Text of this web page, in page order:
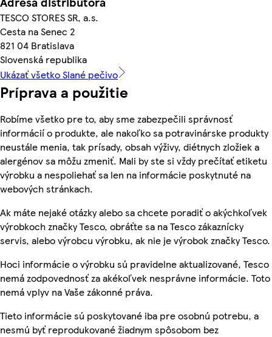
TESCO STORES SR, a.s.
Cesta na Senec 2
821 04 Bratislava
Slovenská republika
Ukázať všetko Slané pečivo
Príprava a použitie
Robíme všetko pre to, aby sme zabezpečili správnosť
informácií o produkte, ale nakoľko sa potravinárske produkty
neustále menia, tak prísady, obsah výživy, diétnych zložiek a
alergénov sa môžu zmeniť. Mali by ste si vždy prečítať etiketu
výrobku a nespoliehať sa len na informácie poskytnuté na
webových stránkach.
Ak máte nejaké otázky alebo sa chcete poradiť o akýchkoľvek
výrobkoch značky Tesco, obráťte sa na Tesco zákaznícky
servis, alebo výrobcu výrobku, ak nie je výrobok značky Tesco.
Hoci informácie o výrobku sú pravidelne aktualizované, Tesco
nemá zodpovednosť za akékoľvek nesprávne informácie. Toto
nemá vplyv na Vaše zákonné práva.
Tieto informácie sú poskytované iba pre osobnú potrebu, a
nesmú byť reprodukované žiadnym spôsobom bez